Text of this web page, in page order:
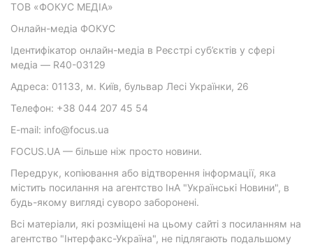
ТОВ «ФОКУС МЕДІА»
Онлайн-медіа ФОКУС
Ідентифікатор онлайн-медіа в Реєстрі суб’єктів у сфері
медіа — R40-03129
Адреса: 01133, м. Київ, бульвар Лесі Українки, 26
Телефон: +38 044 207 45 54
E-mail: info@focus.ua
FOCUS.UA — більше ніж просто новини.
Передрук, копіювання або відтворення інформації, яка
містить посилання на агентство ІнА "Українські Новини", в
будь-якому вигляді суворо заборонені.
Всі матеріали, які розміщені на цьому сайті з посиланням на
агентство "Інтерфакс-Україна", не підлягають подальшому